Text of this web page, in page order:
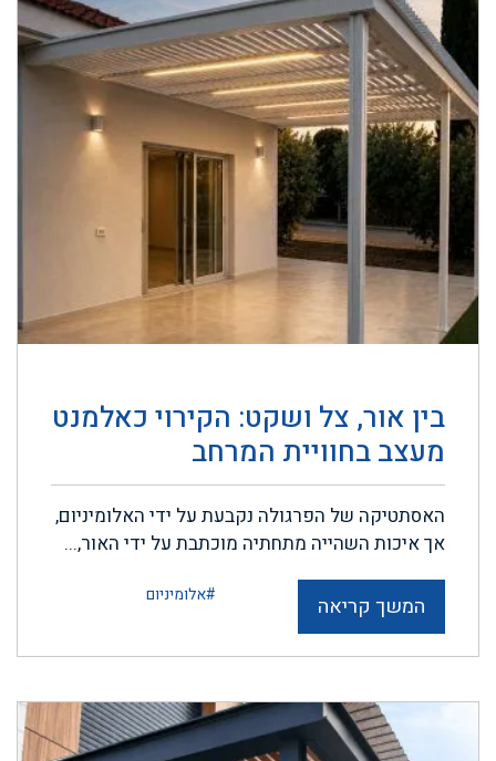
בין אור, צל ושקט: הקירוי כאלמנט
מעצב בחוויית המרחב
האסתטיקה של הפרגולה נקבעת על ידי האלומיניום,
אך איכות השהייה מתחתיה מוכתבת על ידי האור,...
המשך קריאה #אלומיניום